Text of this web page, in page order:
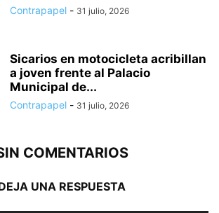
Contrapapel - 31 julio, 2026
Sicarios en motocicleta acribillan
a joven frente al Palacio
Municipal de...
Contrapapel - 31 julio, 2026
COMENTARIOS
UNA RESPUESTA